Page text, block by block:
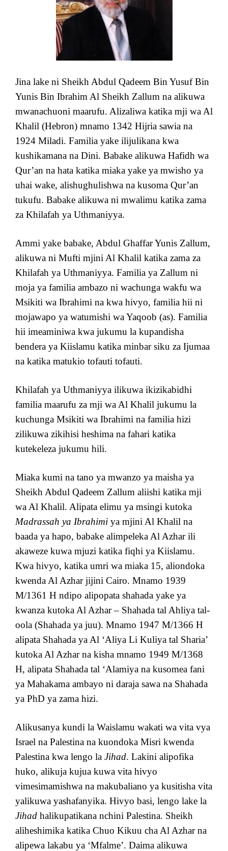
Jina lake ni Sheikh Abdul Qadeem Bin Yusuf Bin
Yunis Bin Ibrahim Al Sheikh Zallum na alikuwa
mwanachuoni maarufu. Alizaliwa katika mji wa Al
Khalil (Hebron) mnamo 1342 Hijria sawia na
1924 Miladi. Familia yake ilijulikana kwa
kushikamana na Dini. Babake alikuwa Hafidh wa
Qur’an na hata katika miaka yake ya mwisho ya
uhai wake, alishughulishwa na kusoma Qur’an
tukufu. Babake alikuwa ni mwalimu katika zama
za Khilafah ya Uthmaniyya.
Ammi yake babake, Abdul Ghaffar Yunis Zallum,
alikuwa ni Mufti mjini Al Khalil katika zama za
Khilafah ya Uthmaniyya. Familia ya Zallum ni
moja ya familia ambazo ni wachunga wakfu wa
Msikiti wa Ibrahimi na kwa hivyo, familia hii ni
mojawapo ya watumishi wa Yaqoob (as). Familia
hii imeaminiwa kwa jukumu la kupandisha
bendera ya Kiislamu katika minbar siku za Ijumaa
na katika matukio tofauti tofauti.
Khilafah ya Uthmaniyya ilikuwa ikizikabidhi
familia maarufu za mji wa Al Khalil jukumu la
kuchunga Msikiti wa Ibrahimi na familia hizi
zilikuwa zikihisi heshima na fahari katika
kutekeleza jukumu hili.
Miaka kumi na tano ya mwanzo ya maisha ya
Sheikh Abdul Qadeem Zallum aliishi katika mji
wa Al Khalil. Alipata elimu ya msingi kutoka
Madrassah ya Ibrahimi ya mjini Al Khalil na
baada ya hapo, babake alimpeleka Al Azhar ili
akaweze kuwa mjuzi katika fiqhi ya Kiislamu.
Kwa hivyo, katika umri wa miaka 15, aliondoka
kwenda Al Azhar jijini Cairo. Mnamo 1939
M/1361 H ndipo alipopata shahada yake ya
kwanza kutoka Al Azhar – Shahada tal Ahliya tal-
oola (Shahada ya juu). Mnamo 1947 M/1366 H
alipata Shahada ya Al ‘Aliya Li Kuliya tal Sharia’
kutoka Al Azhar na kisha mnamo 1949 M/1368
H, alipata Shahada tal ‘Alamiya na kusomea fani
ya Mahakama ambayo ni daraja sawa na Shahada
ya PhD ya zama hizi.
Alikusanya kundi la Waislamu wakati wa vita vya
Israel na Palestina na kuondoka Misri kwenda
Palestina kwa lengo la Jihad. Lakini alipofika
huko, alikuja kujua kuwa vita hivyo
vimesimamishwa na makubaliano ya kusitisha vita
yalikuwa yashafanyika. Hivyo basi, lengo lake la
Jihad halikupatikana nchini Palestina. Sheikh
aliheshimika katika Chuo Kikuu cha Al Azhar na
alipewa lakabu ya ‘Mfalme’. Daima alikuwa